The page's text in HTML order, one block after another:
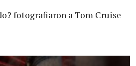
fotografiaron a Tom Cruise